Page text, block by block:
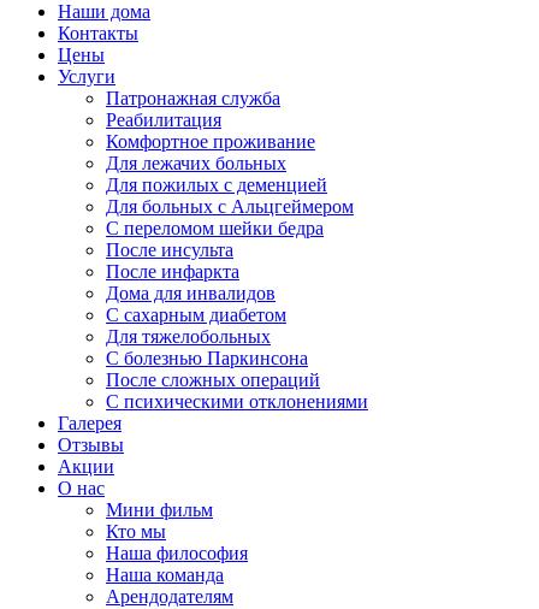
Наши дома
Контакты
Цены
Услуги
Патронажная служба
Реабилитация
Комфортное проживание
Для лежачих больных
Для пожилых с деменцией
Для больных с Альцгеймером
С переломом шейки бедра
После инсульта
После инфаркта
Дома для инвалидов
С сахарным диабетом
Для тяжелобольных
С болезнью Паркинсона
После сложных операций
С психическими отклонениями
Галерея
Отзывы
Акции
О нас
Мини фильм
Кто мы
Наша философия
Наша команда
Арендодателям